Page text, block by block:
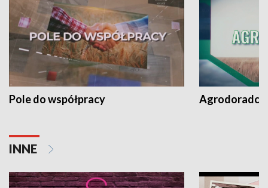
Pole do współpracy Agrodoradcy
INNE